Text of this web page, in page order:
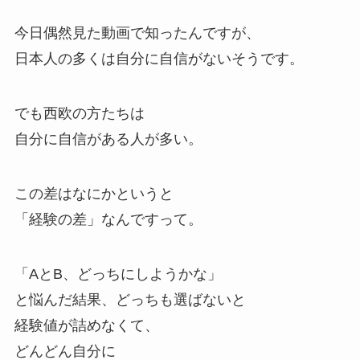
今日偶然見た動画で知ったんですが、
日本人の多くは自分に自信がないそうです。
でも西欧の方たちは
自分に自信がある人が多い。
この差はなにかというと
「経験の差」なんですって。
「AとB、どっちにしようかな」
と悩んだ結果、どっちも選ばないと
経験値が詰めなくて、
どんどん自分に